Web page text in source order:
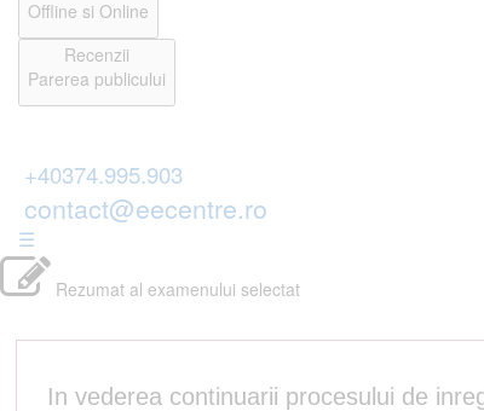
Offline si Online
Recenzii
Parerea publicului
+40374.995.903
contact@eecentre.ro
☰
Rezumat al examenului selectat
In vederea continuarii procesului de